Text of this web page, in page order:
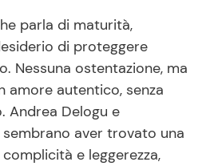
parla di maturità,
di proteggere
Nessuna ostentazione, ma
amore autentico, senza
Andrea Delogu e
aver trovato una
e leggerezza,